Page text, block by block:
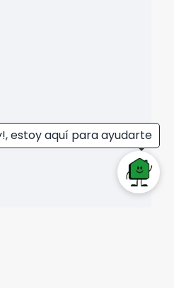
estoy aquí para ayudarte